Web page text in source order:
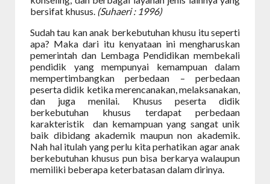
bersifat khusus. (Suhaeri : 1996)
Sudah tau kan anak berkebutuhan khusu itu seperti
apa? Maka dari itu kenyataan ini mengharuskan
pemerintah dan Lembaga Pendidikan membekali
pendidik yang mempunyai kemampuan dalam
mempertimbangkan perbedaan – perbedaan
peserta didik ketika merencanakan, melaksanakan,
dan juga menilai. Khusus peserta didik
berkebutuhan khusus terdapat perbedaan
karakteristik
dan kemampuan yang sangat unik
baik dibidang akademik maupun non akademik.
Nah hal itulah yang perlu kita perhatikan agar anak
berkebutuhan khusus pun bisa berkarya walaupun
memiliki beberapa keterbatasan dalam dirinya.